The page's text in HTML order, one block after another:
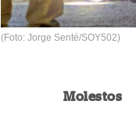
(Foto: Jorge Senté/SOY502)
Molestos